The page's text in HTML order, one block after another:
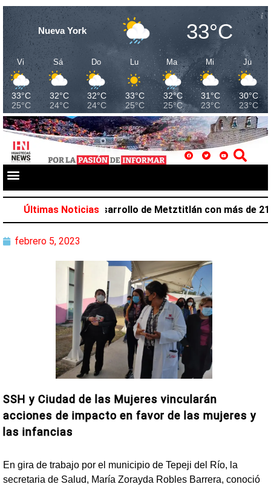
Nueva York 33°C
Vi
33°C
25°C
Sá
32°C
24°C
Do
32°C
24°C
Lu
33°C
25°C
Ma
32°C
25°C
Mi
31°C
23°C
Ju
30°C
23°C
Últimas Noticias
favorece desarrollo de Metztitlán con más de
febrero 5, 2023
SSH y Ciudad de las Mujeres vincularán
acciones de impacto en favor de las mujeres y
las infancias
En gira de trabajo por el municipio de Tepeji del Río, la
secretaria de Salud, María Zorayda Robles Barrera, conoció